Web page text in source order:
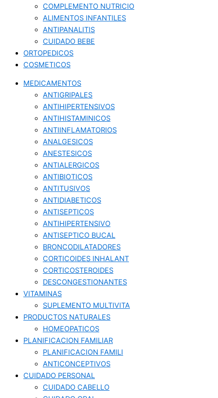
COMPLEMENTO NUTRICIO
ALIMENTOS INFANTILES
ANTIPANALITIS
CUIDADO BEBE
ORTOPEDICOS
COSMETICOS
MEDICAMENTOS
ANTIGRIPALES
ANTIHIPERTENSIVOS
ANTIHISTAMINICOS
ANTIINFLAMATORIOS
ANALGESICOS
ANESTESICOS
ANTIALERGICOS
ANTIBIOTICOS
ANTITUSIVOS
ANTIDIABETICOS
ANTISEPTICOS
ANTIHIPERTENSIVO
ANTISEPTICO BUCAL
BRONCODILATADORES
CORTICOIDES INHALANT
CORTICOSTEROIDES
DESCONGESTIONANTES
VITAMINAS
SUPLEMENTO MULTIVITA
PRODUCTOS NATURALES
HOMEOPATICOS
PLANIFICACION FAMILIAR
PLANIFICACION FAMILI
ANTICONCEPTIVOS
CUIDADO PERSONAL
CUIDADO CABELLO